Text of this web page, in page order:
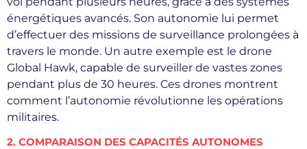
énergétiques avancés. Son autonomie lui permet
d’effectuer des missions de surveillance prolongées à
travers le monde. Un autre exemple est le drone
Global Hawk, capable de surveiller de vastes zones
pendant plus de 30 heures. Ces drones montrent
comment l’autonomie révolutionne les opérations
militaires.
2. COMPARAISON DES CAPACITÉS AUTONOMES